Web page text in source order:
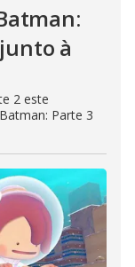
à
2 este
Parte 3